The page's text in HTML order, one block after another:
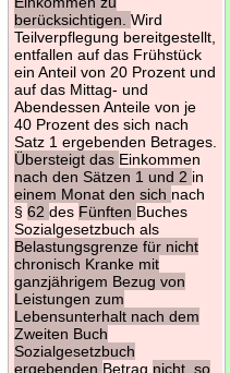
berücksichtigen. Wird
Teilverpflegung bereitgestellt,
entfallen auf das Frühstück
ein Anteil von 20 Prozent und
auf das Mittag- und
Abendessen Anteile von je
40 Prozent des sich nach
Satz 1 ergebenden Betrages.
Übersteigt das Einkommen
nach den Sätzen 1 und 2 in
einem Monat den sich nach
§ 62 des Fünften Buches
Sozialgesetzbuch als
Belastungsgrenze für nicht
chronisch Kranke mit
ganzjährigem Bezug von
Leistungen zum
Lebensunterhalt nach dem
Zweiten Buch
Sozialgesetzbuch
ergebenden Betrag nicht, so